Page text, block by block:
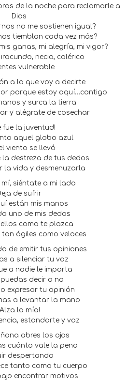
de la noche para reclamarle a
Dios
no me sostienen igual?
tiemblan cada vez más?
ganas, mi alegría, mi vigor?
iracundo, necio, colérico
vulnerable
a lo que voy a decirte
porque estoy aquí…contigo
y surca la tierra
y alégrate de cosechar
fue la juventud!
aquel globo azul
viento se llevó
destreza de tus dedos
la vida y desmenuzarla
siéntate a mi lado
de sufrir
están mis manos
uno de mis dedos
como te plazca
tan ágiles como veloces
de emitir tus opiniones
a silenciar tu voz
a nadie le importa
puedas decir o no
expresar tu opinión
a levantar la mano
la mía!
estandarte y voz
abres los ojos
cuánto vale la pena
despertando
tanto como tu cuerpo
encontrar motivos